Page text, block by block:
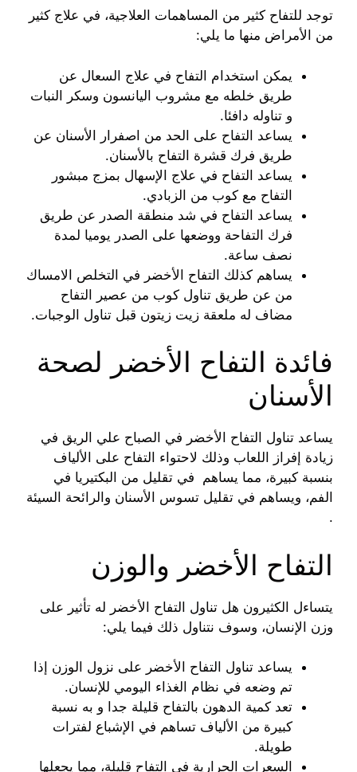
توجد للتفاح كثير من المساهمات العلاجية، في علاج كثير
من الأمراض منها ما يلي:
يمكن استخدام التفاح في علاج السعال عن
طريق خلطه مع مشروب اليانسون وسكر النبات
و تناوله دافئا.
يساعد التفاح على الحد من اصفرار الأسنان عن
طريق فرك قشرة التفاح بالأسنان.
يساعد التفاح في علاج الإسهال بمزج مبشور
التفاح مع كوب من الزبادي.
يساعد التفاح في شد منطقة الصدر عن طريق
فرك التفاحة ووضعها على الصدر يوميا لمدة
نصف ساعة.
يساهم كذلك التفاح الأخضر في التخلص الامساك
من عن طريق تناول كوب من عصير التفاح
مضاف له ملعقة زيت زيتون قبل تناول الوجبات.
فائدة التفاح الأخضر لصحة
الأسنان
يساعد تناول التفاح الأخضر في الصباح علي الريق في
زيادة إفراز اللعاب وذلك لاحتواء التفاح على الألياف
بنسبة كبيرة، مما يساهم في تقليل من البكتيريا في
الفم، ويساهم في تقليل تسوس الأسنان والرائحة السيئة
.
التفاح الأخضر والوزن
يتساءل الكثيرون هل تناول التفاح الأخضر له تأثير على
وزن الإنسان، وسوف نتناول ذلك فيما يلي:
يساعد تناول التفاح الأخضر على نزول الوزن إذا
تم وضعه في نظام الغذاء اليومي للإنسان.
تعد كمية الدهون بالتفاح قليلة جدا و به نسبة
كبيرة من الألياف تساهم في الإشباع لفترات
طويلة.
السعرات الحرارية في التفاح قليلة، مما يجعلها